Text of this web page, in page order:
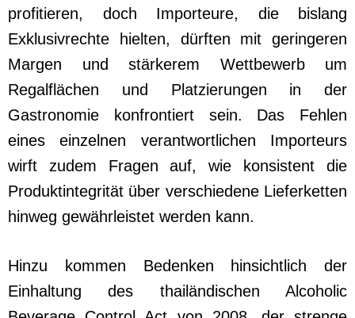
profitieren, doch Importeure, die bislang
Exklusivrechte hielten, dürften mit geringeren
Margen und stärkerem Wettbewerb um
Regalflächen und Platzierungen in der
Gastronomie konfrontiert sein. Das Fehlen
eines einzelnen verantwortlichen Importeurs
wirft zudem Fragen auf, wie konsistent die
Produktintegrität über verschiedene Lieferketten
hinweg gewährleistet werden kann.
Hinzu kommen Bedenken hinsichtlich der
Einhaltung des thailändischen Alcoholic